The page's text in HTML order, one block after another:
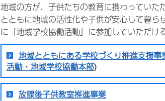
地域の方が、子供たちの教育に携わってい
とともに地域の活性化や子供が安心して暮
に「地域学校協働活動」に参加していただけ
地域とともにある学校づくり推進支援
活動・地域学校協働本部)
放課後子供教室推進事業